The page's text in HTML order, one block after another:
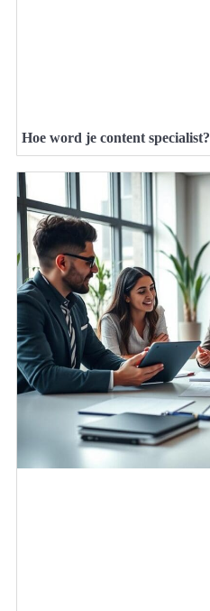
Hoe word je content specialist?